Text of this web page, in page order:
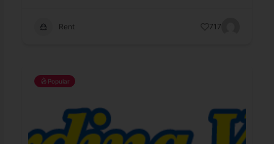
Rent 717
Popular